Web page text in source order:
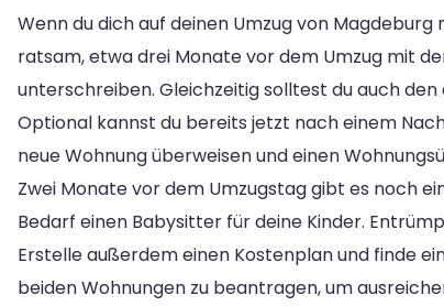
Wenn du dich auf deinen Umzug von
ratsam, etwa drei Monate vor dem Umzug mit
unterschreiben. Gleichzeitig solltest du auch
Optional kannst du bereits jetzt nach einem
neue Wohnung überweisen und einen
Zwei Monate vor dem Umzugstag gibt es noch
Bedarf einen Babysitter für deine Kinder.
Erstelle außerdem einen Kostenplan und finde
beiden Wohnungen zu beantragen, um